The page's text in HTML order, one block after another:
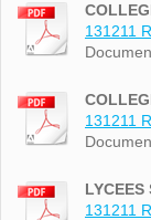
131211
131211
LYCEES
131211